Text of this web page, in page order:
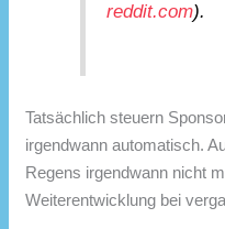
reddit.com).
Tatsächlich steuern
irgendwann automatisch.
Regens irgendwann nicht
Weiterentwicklung bei